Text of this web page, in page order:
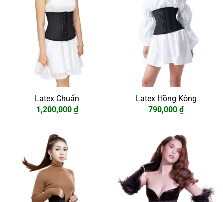
Latex Chuẩn
1,200,000 ₫
Latex Hồng Kông
790,000 ₫